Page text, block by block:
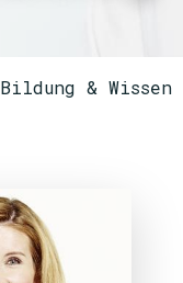
Bildung & Wissen